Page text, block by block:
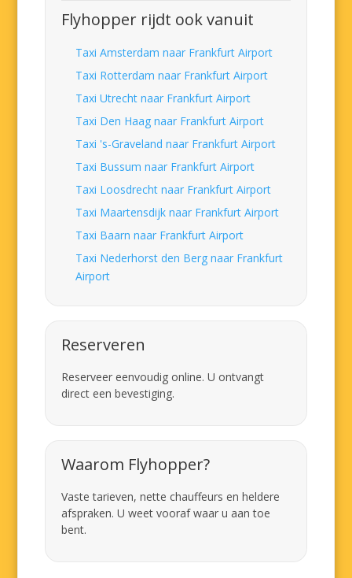
Flyhopper rijdt ook vanuit
Taxi Amsterdam naar Frankfurt Airport
Taxi Rotterdam naar Frankfurt Airport
Taxi Utrecht naar Frankfurt Airport
Taxi Den Haag naar Frankfurt Airport
Taxi 's-Graveland naar Frankfurt Airport
Taxi Bussum naar Frankfurt Airport
Taxi Loosdrecht naar Frankfurt Airport
Taxi Maartensdijk naar Frankfurt Airport
Taxi Baarn naar Frankfurt Airport
Taxi Nederhorst den Berg naar Frankfurt
Airport
Reserveren
Reserveer eenvoudig online. U ontvangt
direct een bevestiging.
Waarom Flyhopper?
Vaste tarieven, nette chauffeurs en heldere
afspraken. U weet vooraf waar u aan toe
bent.